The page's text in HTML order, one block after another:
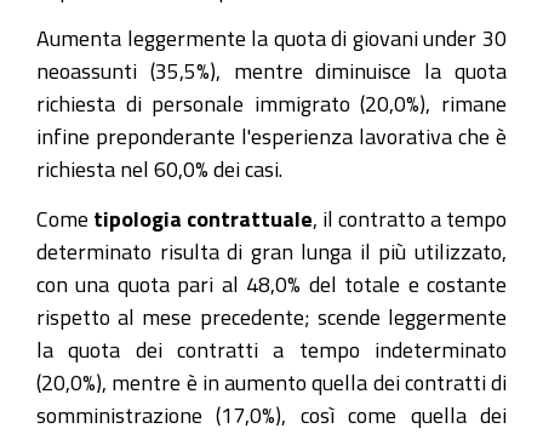
Aumenta leggermente la quota di giovani under 30
neoassunti (35,5%), mentre diminuisce la quota
richiesta di personale immigrato (20,0%), rimane
infine preponderante l'esperienza lavorativa che è
richiesta nel 60,0% dei casi.
Come tipologia contrattuale , il contratto a tempo
determinato risulta di gran lunga il più utilizzato,
con una quota pari al 48,0% del totale e costante
rispetto al mese precedente; scende leggermente
la quota dei contratti a tempo indeterminato
(20,0%), mentre è in aumento quella dei contratti di
somministrazione (17,0%), così come quella dei